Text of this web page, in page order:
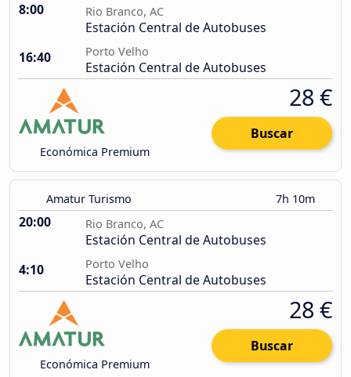
8:00 Rio Branco, AC
Estación Central de Autobuses
16:40
Porto Velho
Estación Central de Autobuses
Económica Premium
28 €
Buscar
Amatur Turismo 7h 10m
20:00 Rio Branco, AC
Estación Central de Autobuses
4:10
Porto Velho
Estación Central de Autobuses
Económica Premium
28 €
Buscar